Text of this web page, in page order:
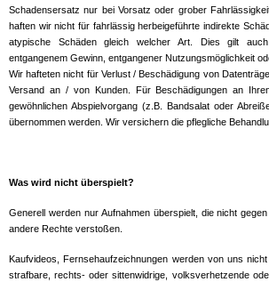
Schadensersatz nur bei Vorsatz oder grober
haften wir nicht für fahrlässig herbeigeführte indirekte
atypische Schäden gleich welcher Art. Dies gilt
entgangenem Gewinn, entgangener Nutzungsmöglichkeit
Wir hafteten nicht für Verlust / Beschädigung von
Versand an / von Kunden. Für Beschädigungen an
gewöhnlichen Abspielvorgang (z.B. Bandsalat oder
übernommen werden. Wir versichern die pflegliche
Was wird nicht überspielt?
Generell werden nur Aufnahmen überspielt, die nicht
andere Rechte verstoßen.
Kaufvideos, Fernsehaufzeichnungen werden von uns
strafbare, rechts- oder sittenwidrige, volksverhetzende